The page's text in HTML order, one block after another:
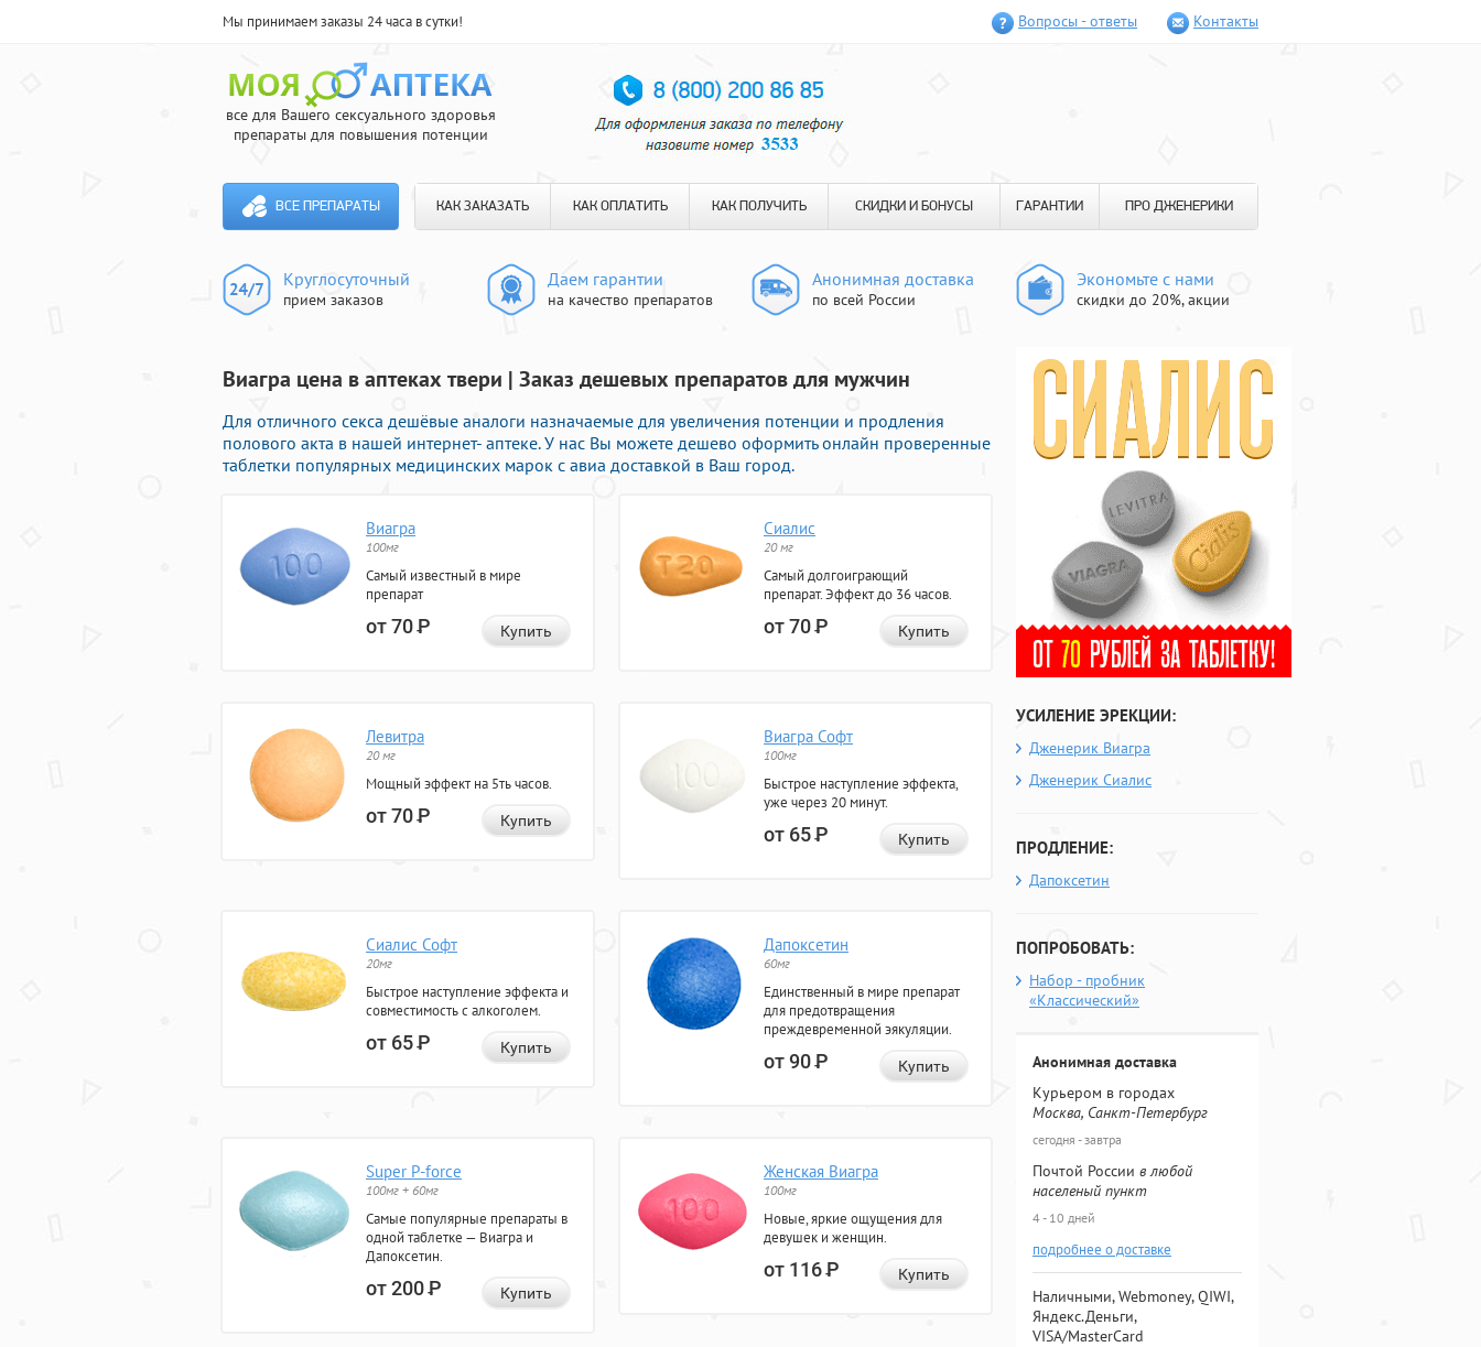
Мы принимаем заказы 24 часа в сутки! Вопросы - ответы Контакты
все для Вашего сексуального здоровья
препараты для повышения потенции
ВСЕ ПРЕПАРАТЫ КАК ЗАКАЗАТЬ КАК ОПЛАТИТЬ КАК ПОЛУЧИТЬ СКИДКИ И БОНУСЫ ГАРАНТИИ ПРО ДЖЕНЕРИКИ
Круглосуточный
прием заказов
Даем гарантии
на качество препаратов
Анонимная доставка
по всей России
Экономьте с нами
скидки до 20%, акции
Виагра цена в аптеках твери | Заказ дешевых препаратов для мужчин
Для отличного секса дешёвые аналоги назначаемые для увеличения потенции и продления
полового акта в нашей интернет- аптеке. У нас Вы можете дешево оформить онлайн проверенные
таблетки популярных медицинских марок с авиа доставкой в Ваш город.
Виагра
100мг
Самый известный в мире
препарат
от 70Р Купить
Сиалис
20 мг
Самый долгоиграющий
препарат. Эффект до 36 часов.
от 70Р Купить
Левитра
20 мг
Мощный эффект на 5ть часов.
от 70Р Купить
Виагра Софт
100мг
Быстрое наступление эффекта,
уже через 20 минут.
от 65Р Купить
Сиалис Софт
20мг
Быстрое наступление эффекта и
совместимость с алкоголем.
от 65Р Купить
Дапоксетин
60мг
Единственный в мире препарат
для предотвращения
преждевременной эякуляции.
от 90Р Купить
Super P-force
100мг + 60мг
Самые популярные препараты в
одной таблетке — Виагра и
Дапоксетин.
от 200Р Купить
Женская Виагра
100мг
Новые, яркие ощущения для
девушек и женщин.
от 116Р Купить
УСИЛЕНИЕ ЭРЕКЦИИ:
Дженерик Виагра
Дженерик Сиалис
ПРОДЛЕНИЕ:
Дапоксетин
ПОПРОБОВАТЬ:
Набор - пробник
«Классический»
Анонимная доставка
Курьером в городах
Москва, Санкт-Петербург
сегодня - завтра
Почтой России в любой
населеный пункт
4 - 10 дней
подробнее о доставке
Наличными, Webmoney, QIWI,
Яндекс.Деньги,
VISA/MasterCard